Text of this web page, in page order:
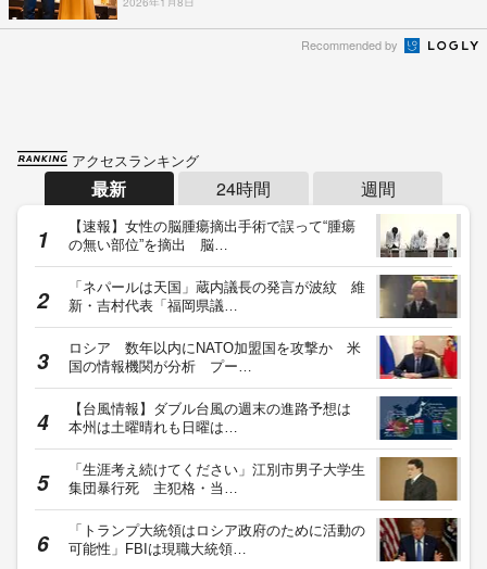
Recommended by
アクセスランキング
最新 24時間 週間
【速報】女性の脳腫瘍摘出手術で誤って“腫瘍
の無い部位”を摘出 脳…
「ネパールは天国」蔵内議長の発言が波紋 維
新・吉村代表「福岡県議…
ロシア 数年以内にNATO加盟国を攻撃か 米
国の情報機関が分析 プー…
【台風情報】ダブル台風の週末の進路予想は
本州は土曜晴れも日曜は…
「生涯考え続けてください」江別市男子大学生
集団暴行死 主犯格・当…
「トランプ大統領はロシア政府のために活動の
可能性」FBIは現職大統領…